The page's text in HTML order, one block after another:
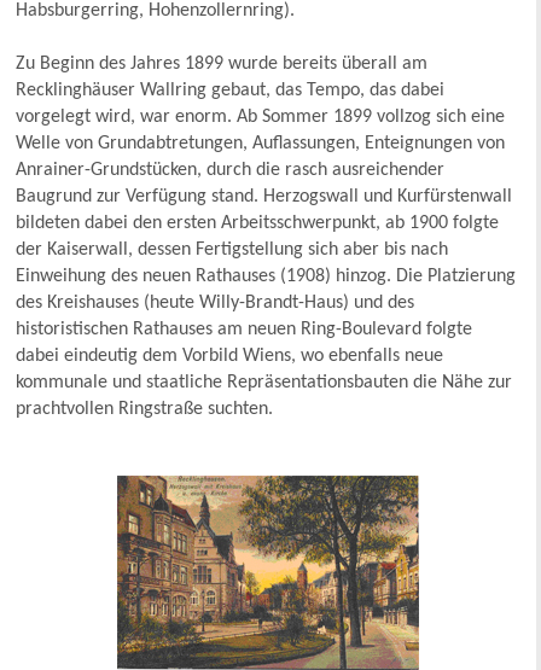
Habsburgerring, Hohenzollernring).
Zu Beginn des Jahres 1899 wurde bereits überall am
Recklinghäuser Wallring gebaut, das Tempo, das dabei
vorgelegt wird, war enorm. Ab Sommer 1899 vollzog sich eine
Welle von Grundabtretungen, Auflassungen, Enteignungen von
Anrainer-Grundstücken, durch die rasch ausreichender
Baugrund zur Verfügung stand. Herzogswall und Kurfürstenwall
bildeten dabei den ersten Arbeitsschwerpunkt, ab 1900 folgte
der Kaiserwall, dessen Fertigstellung sich aber bis nach
Einweihung des neuen Rathauses (1908) hinzog. Die Platzierung
des Kreishauses (heute Willy-Brandt-Haus) und des
historistischen Rathauses am neuen Ring-Boulevard folgte
dabei eindeutig dem Vorbild Wiens, wo ebenfalls neue
kommunale und staatliche Repräsentationsbauten die Nähe zur
prachtvollen Ringstraße suchten.